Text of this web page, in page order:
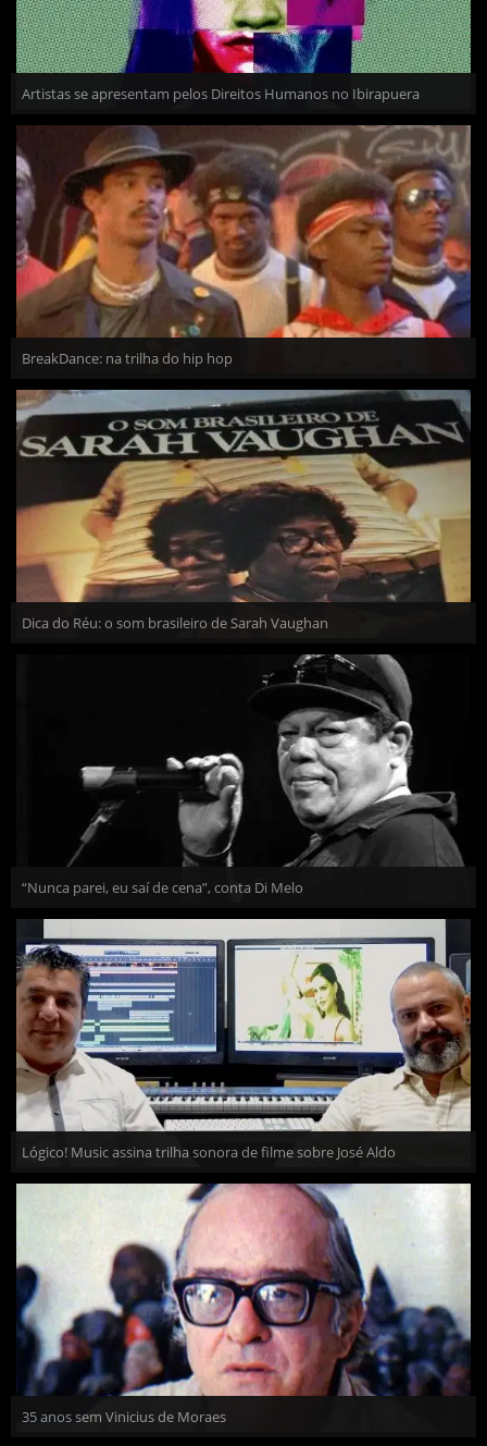
Artistas se apresentam pelos Direitos Humanos no Ibirapuera
BreakDance: na trilha do hip hop
Dica do Réu: o som brasileiro de Sarah Vaughan
“Nunca parei, eu saí de cena”, conta Di Melo
Lógico! Music assina trilha sonora de filme sobre José Aldo
35 anos sem Vinicius de Moraes